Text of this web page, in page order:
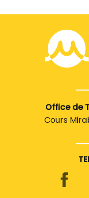
Office de
Cours